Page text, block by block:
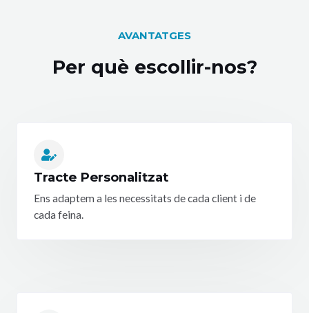
AVANTATGES
Per què escollir-nos?
Tracte Personalitzat
Ens adaptem a les necessitats de cada client i de
cada feina.